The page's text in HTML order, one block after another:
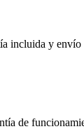
incluida y
de